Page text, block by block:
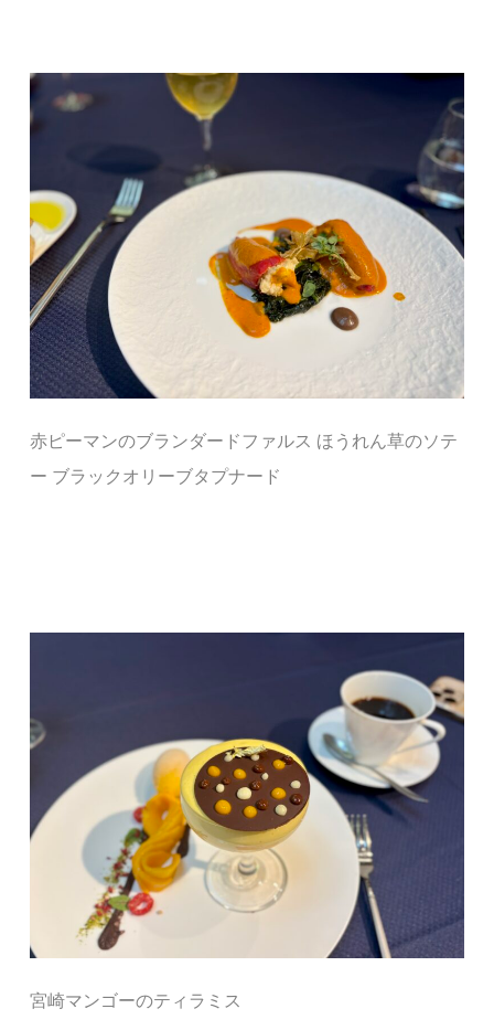
赤ピーマンのブランダードファルス ほうれん草のソテ
ー ブラックオリーブタプナード
宮崎マンゴーのティラミス